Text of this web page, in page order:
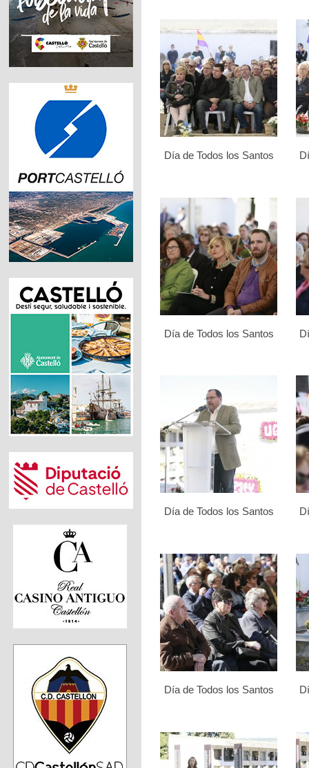
Día de Todos los Santos
Día de Todos los Santos
Día de Todos los Santos
Día de Todos los Santos